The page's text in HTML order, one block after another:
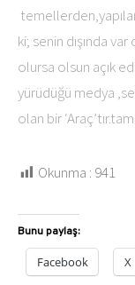
ki; senin dışında
olursa olsun açık
yürüdüğü medya
olan bir
Okunma : 941
Bunu paylaş:
Facebook X